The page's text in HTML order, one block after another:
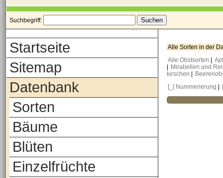
Suchbegriff:
Startseite
Sitemap
Datenbank
Sorten
Bäume
Blüten
Einzelfrüchte
Alle Sorten in der
Alle Obstsorten
Mirabellen und
kirschen
[_] Nummerierung